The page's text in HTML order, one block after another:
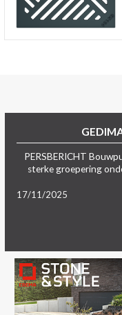
PERSBERICHT
sterke groepering
17/11/2025